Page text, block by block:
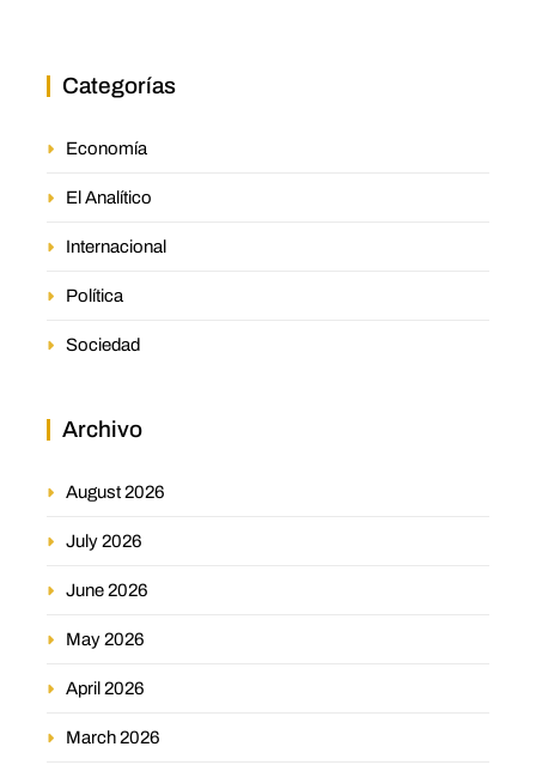
Categorías
Economía
El Analítico
Internacional
Política
Sociedad
Archivo
August 2026
July 2026
June 2026
May 2026
April 2026
March 2026